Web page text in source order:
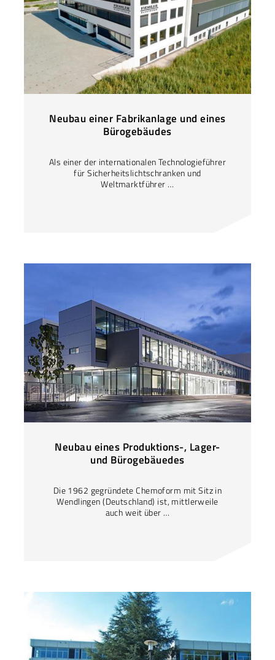
Neubau einer Fabrikanlage und eines
Bürogebäudes
Als einer der internationalen Technologieführer
für Sicherheitslichtschranken und
Weltmarktführer …
Neubau eines Produktions-, Lager-
und Bürogebäuedes
Die 1962 gegründete Chemoform mit Sitz in
Wendlingen (Deutschland) ist, mittlerweile
auch weit über …